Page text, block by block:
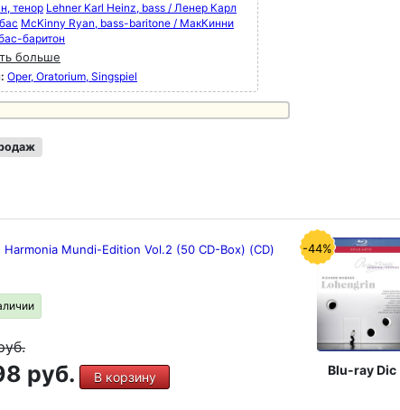
тенор Lehner Karl Heinz, bass / Ленер Карл
McKinny Ryan, bass-baritone / МакКинни
баритон
больше
Oper, Oratorium, Singspiel
Harmonia Mundi-Edition Vol.2 (50 CD-Box) (CD)
руб. В корзину
-44%
Blu-ray Dic